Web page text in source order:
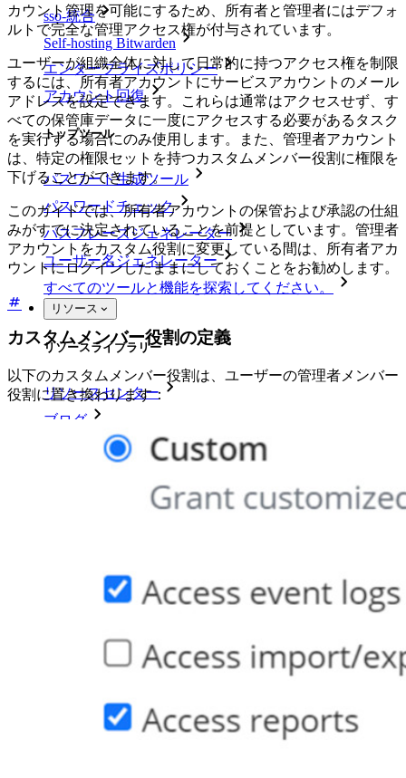
sso-統合
Self-hosting Bitwarden
エンタープライズポリシー
アカウント回復
トップツール
パスワード生成ツール
パスワードチェック
パスフレーズジェネレーター
ユーザー名ジェネレーター
すべてのツールと機能を探索してください。
リソース
リソースライブラリー
リソースセンター
ブログ
ウェブキャスト
セキュリティコンプライアンス
バグバウンティプログラム
オープンソース・セキュリティ・サミット
トレーニング
カウント管理を可能にするため、所有者と管理者にはデフォ
ルトで完全な管理アクセス権が付与されています。
ユーザーが組織全体に対して日常的に持つアクセス権を制限
するには、所有者アカウントにサービスアカウントのメール
アドレスを設定できます。これらは通常はアクセスせず、す
べての保管庫データに一度にアクセスする必要があるタスク
を実行する場合にのみ使用します。また、管理者アカウント
は、特定の権限セットを持つカスタムメンバー役割に権限を
下げることができます。
このガイドでは、所有者アカウントの保管および承認の仕組
みがすでに決定されていることを前提としています。管理者
アカウントをカスタム役割に変更している間は、所有者アカ
ウントにログインしたままにしておくことをお勧めします。
カスタムメンバー役割の定義
以下のカスタムメンバー役割は、ユーザーの管理者メンバー
役割に置き換わります：